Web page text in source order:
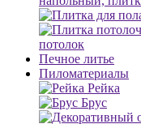
потолок
Печное литье
Пиломатериалы
Рейка
Брус